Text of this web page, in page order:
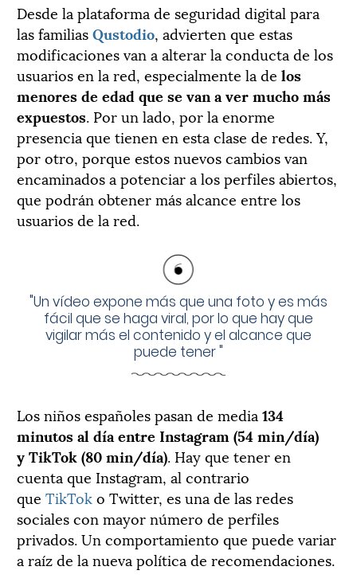
Desde la plataforma de seguridad digital para
las familiasQustodio, advierten que estas
modificaciones van a alterar la conducta de los
usuarios en la red, especialmente la de los
menores de edad que se van a ver mucho más
expuestos. Por un lado, por la enorme
presencia que tienen en esta clase de redes. Y,
por otro, porque estos nuevos cambios van
encaminados a potenciar a los perfiles abiertos,
que podrán obtener más alcance entre los
usuarios de la red.
"Un vídeo expone más que una foto y es más
fácil que se haga viral, por lo que hay que
vigilar más el contenido y el alcance que
puede tener"
Los niños españoles pasan de media 134
minutos al día entre Instagram (54 min/día)
yTikTok (80 min/día). Hay que tener en
cuenta que Instagram, al contrario
que TikToko Twitter, es una de las redes
sociales con mayor número de perfiles
privados. Un comportamiento que puede variar
a raíz de la nueva política de recomendaciones.